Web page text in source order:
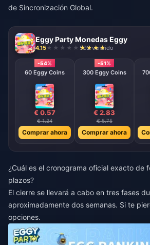
de Sincronización Global.
Eggy Party Monedas Eggy
4.15 592 vendido
-54%
60 Eggy Coins
€ 0.57
€ 1.24
Comprar ahora
-51%
300 Eggy Coins
€ 2.83
€ 5.75
Comprar ahora
¿Cuál es el cronograma oficial exacto de
plazos?
El cierre se llevará a cabo en tres fases
aproximadamente dos semanas. Si te
opciones.